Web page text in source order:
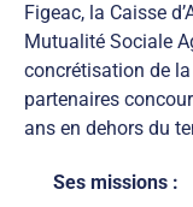
Figeac, la Caisse
Mutualité Sociale
concrétisation de
partenaires
ans en dehors du
Ses missions :